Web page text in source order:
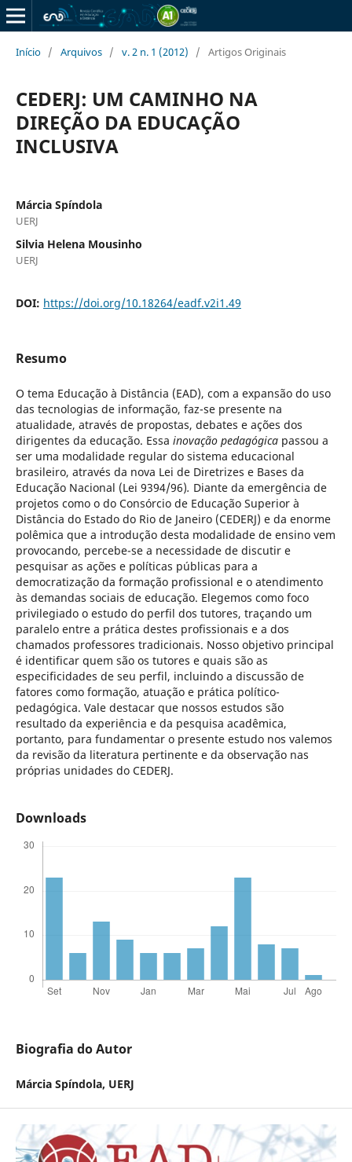
Início / Arquivos / v. 2 n. 1 (2012) / Artigos Originais
CEDERJ: UM CAMINHO NA
DIREÇÃO DA EDUCAÇÃO
INCLUSIVA
Márcia Spí­ndola
UERJ
Silvia Helena Mousinho
UERJ
DOI: https://doi.org/10.18264/eadf.v2i1.49
Resumo
O tema Educação à Distância (EAD), com a expansão do uso
das tecnologias de informação, faz-se presente na
atualidade, através de propostas, debates e ações dos
dirigentes da educação. Essa inovação pedagógicapassou a
ser uma modalidade regular do sistema educacional
brasileiro, através da nova Lei de Diretrizes e Bases da
Educação Nacional (Lei 9394/96). Diante da emergência de
projetos como o do Consórcio de Educação Superior à
Distância do Estado do Rio de Janeiro (CEDERJ) e da enorme
polêmica que a introdução desta modalidade de ensino vem
provocando, percebe-se a necessidade de discutir e
pesquisar as ações e políticas públicas para a
democratização da formação profissional e o atendimento
às demandas sociais de educação. Elegemos como foco
privilegiado o estudo do perfil dos tutores, traçando um
paralelo entre a prática destes profissionais e a dos
chamados professores tradicionais. Nosso objetivo principal
é identificar quem são os tutores e quais são as
especificidades de seu perfil, incluindo a discussão de
fatores como formação, atuação e prática político-
pedagógica. Vale destacar que nossos estudos são
resultado da experiência e da pesquisa acadêmica,
portanto, para fundamentar o presente estudo nos valemos
da revisão da literatura pertinente e da observação nas
próprias unidades do CEDERJ.
Downloads
Biografia do Autor
Márcia Spí­ndola, UERJ